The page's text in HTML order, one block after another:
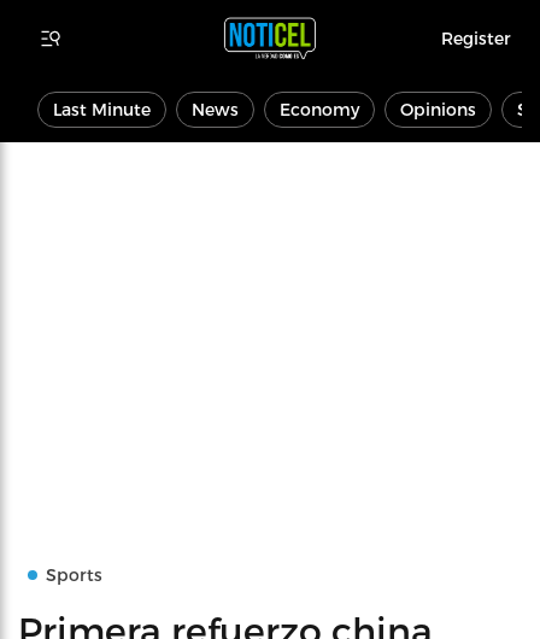
Register
Last Minute News Economy Opinions
Sports
Primera refuerzo china